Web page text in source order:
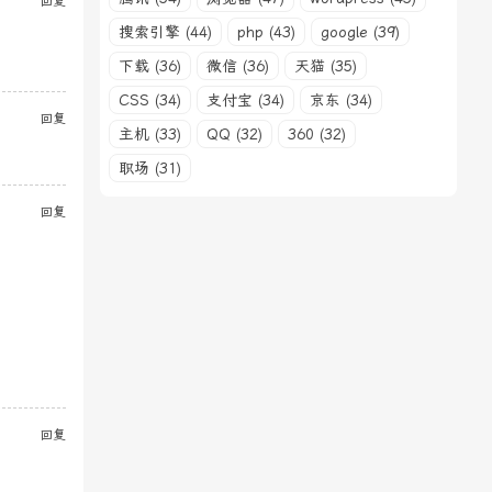
回复
回复
回复
搜索引擎 (44)
php (43)
google (39)
下载 (36)
微信 (36)
天猫 (35)
CSS (34)
支付宝 (34)
京东 (34)
主机 (33)
QQ (32)
360 (32)
职场 (31)